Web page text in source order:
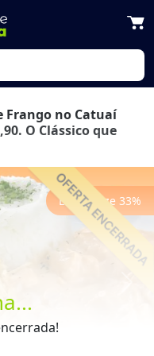
Frango no Catuaí
O Clássico que
Economize 33%